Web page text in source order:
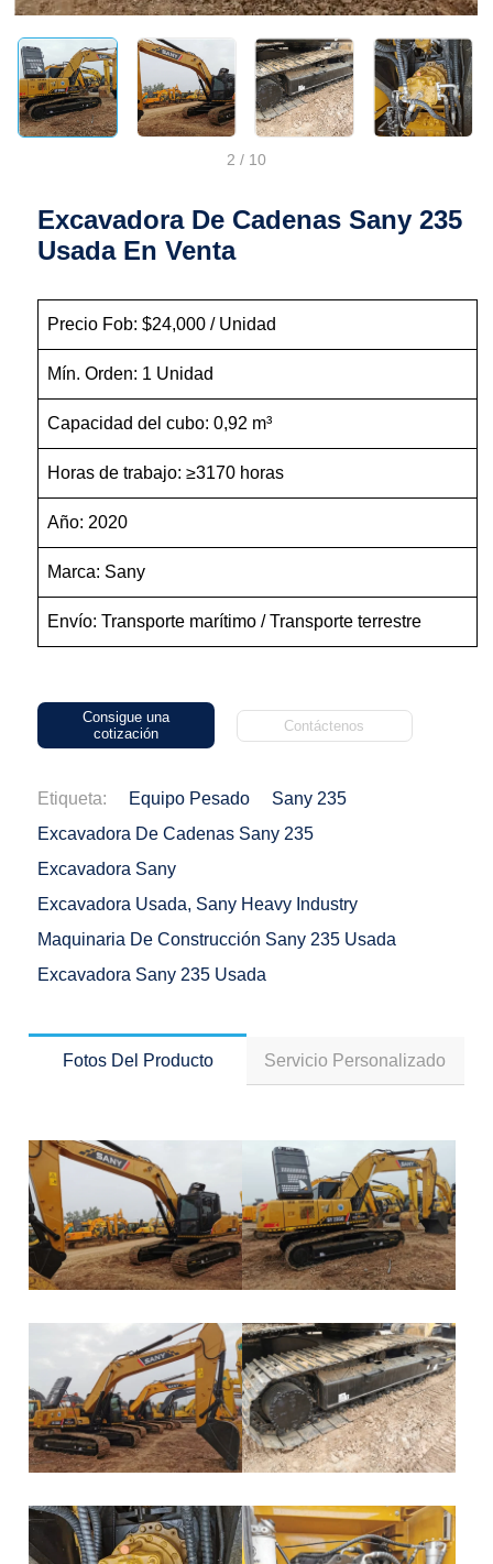
2 / 10
Excavadora De Cadenas Sany 235
Usada En Venta
Precio Fob: $24,000 / Unidad
Mín. Orden: 1 Unidad
Capacidad del cubo: 0,92 m³
Horas de trabajo: ≥3170 horas
Año: 2020
Marca: Sany
Envío: Transporte marítimo / Transporte terrestre
Consigue una
cotización
Contáctenos
Etiqueta: Equipo Pesado
Sany 235
Excavadora De Cadenas Sany 235
Excavadora Sany
Excavadora Usada, Sany Heavy Industry
Maquinaria De Construcción Sany 235 Usada
Excavadora Sany 235 Usada
Fotos Del Producto Servicio Personalizado